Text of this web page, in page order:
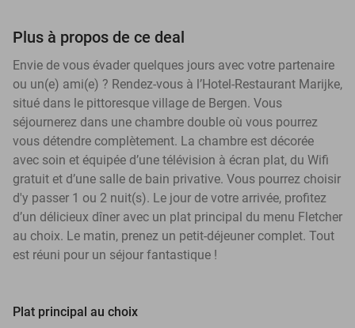
Plus à propos de ce deal
Envie de vous évader quelques jours avec votre partenaire
ou un(e) ami(e) ? Rendez-vous à l’Hotel-Restaurant Marijke,
situé dans le pittoresque village de Bergen. Vous
séjournerez dans une chambre double où vous pourrez
vous détendre complètement. La chambre est décorée
avec soin et équipée d’une télévision à écran plat, du Wifi
gratuit et d’une salle de bain privative. Vous pourrez choisir
d'y passer 1 ou 2 nuit(s). Le jour de votre arrivée, profitez
d’un délicieux dîner avec un plat principal du menu Fletcher
au choix. Le matin, prenez un petit-déjeuner complet. Tout
est réuni pour un séjour fantastique !
Plat principal au choix